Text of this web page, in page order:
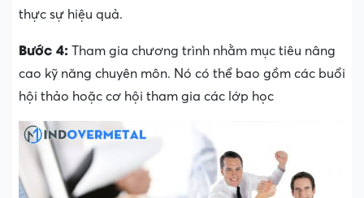
thực sự hiệu quả.
Bước 4: Tham gia chương trình nhằm mục tiêu nâng
cao kỹ năng chuyên môn. Nó có thể bao gồm các buổi
hội thảo hoặc cơ hội tham gia các lớp học